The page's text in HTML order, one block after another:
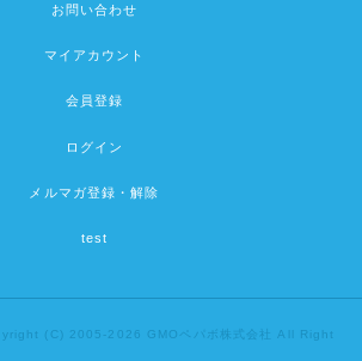
お問い合わせ
マイアカウント
会員登録
ログイン
メルマガ登録・解除
test
(C) 2005-2026 GMOペパボ株式会社
All Right